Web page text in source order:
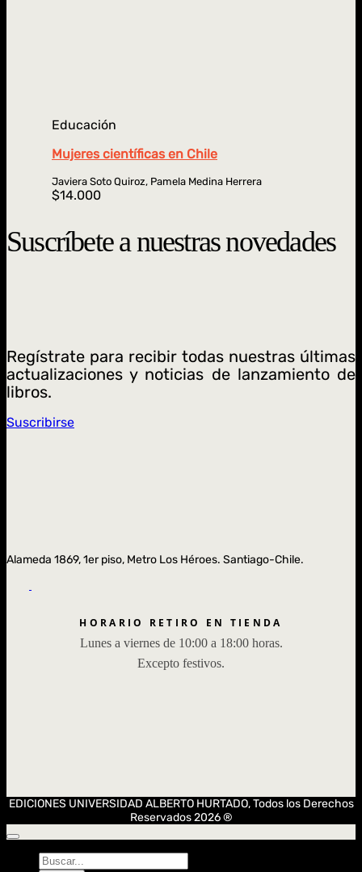
Educación
Mujeres científicas en Chile
Javiera Soto Quiroz, Pamela Medina Herrera
$14.000
Suscríbete a nuestras novedades
Regístrate para recibir todas nuestras últimas
actualizaciones y noticias de lanzamiento de
libros.
Suscribirse
Alameda 1869, 1er piso, Metro Los Héroes. Santiago-Chile.
HORARIO RETIRO EN TIENDA
Lunes a viernes de 10:00 a 18:00 horas.
Excepto festivos.
EDICIONES UNIVERSIDAD ALBERTO HURTADO, Todos los Derechos
Reservados 2026 ®
Búsqueda